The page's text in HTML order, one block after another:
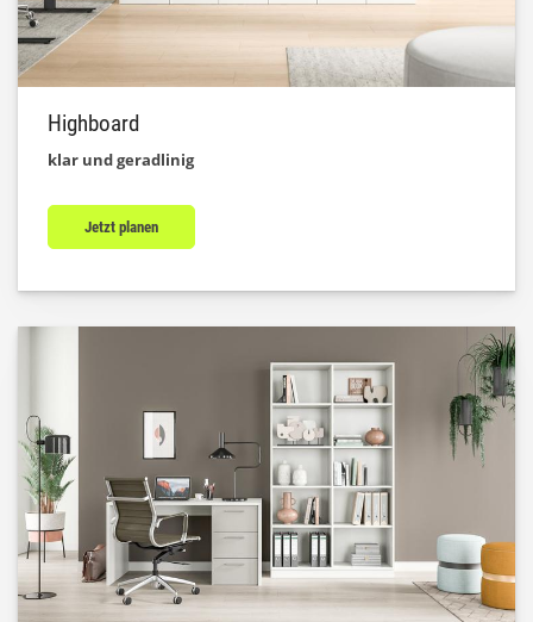
Highboard
klar und geradlinig
Jetzt planen